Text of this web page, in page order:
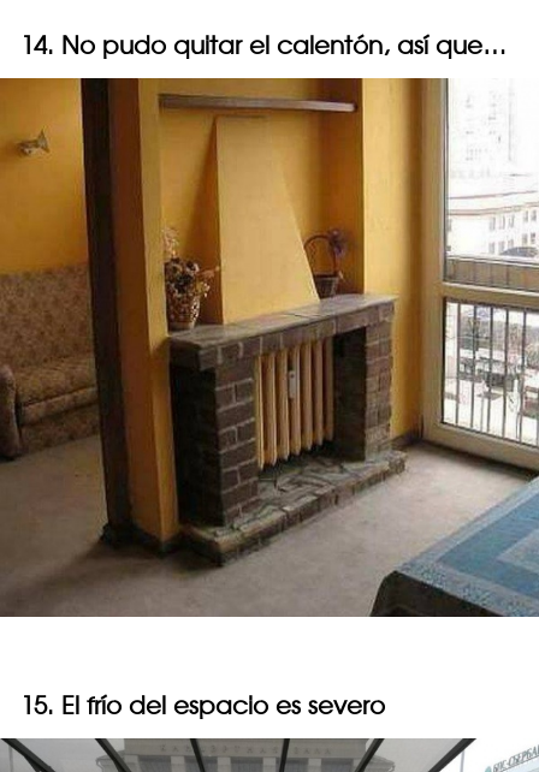
14. No pudo quitar el calentón, así que…
15. El frío del espacio es severo